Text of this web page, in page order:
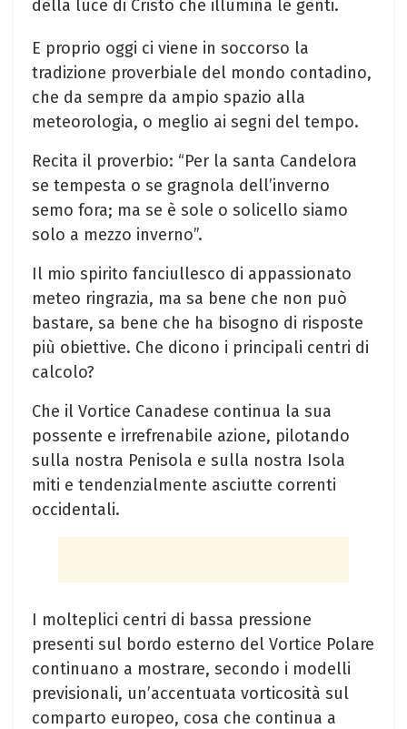
della luce di Cristo che illumina le genti.
E proprio oggi ci viene in soccorso la
tradizione proverbiale del mondo contadino,
che da sempre da ampio spazio alla
meteorologia, o meglio ai segni del tempo.
Recita il proverbio: “Per la santa Candelora
se tempesta o se gragnola dell’inverno
semo fora; ma se è sole o solicello siamo
solo a mezzo inverno”.
Il mio spirito fanciullesco di appassionato
meteo ringrazia, ma sa bene che non può
bastare, sa bene che ha bisogno di risposte
più obiettive. Che dicono i principali centri di
calcolo?
Che il Vortice Canadese continua la sua
possente e irrefrenabile azione, pilotando
sulla nostra Penisola e sulla nostra Isola
miti e tendenzialmente asciutte correnti
occidentali.
I molteplici centri di bassa pressione
presenti sul bordo esterno del Vortice Polare
continuano a mostrare, secondo i modelli
previsionali, un’accentuata vorticosità sul
comparto europeo, cosa che continua a